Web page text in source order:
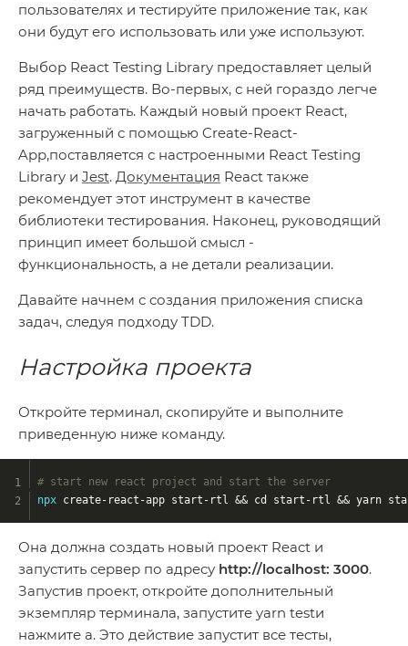
пользователях и тестируйте приложение так, как
они будут его использовать или уже используют.
Выбор React Testing Library предоставляет целый
ряд преимуществ. Во-первых, с ней гораздо легче
начать работать. Каждый новый проект React,
загруженный с помощью Create-React-
App,поставляется с настроенными React Testing
Library и Jest. Документация React также
рекомендует этот инструмент в качестве
библиотеки тестирования. Наконец, руководящий
принцип имеет большой смысл -
функциональность, а не детали реализации.
Давайте начнем с создания приложения списка
задач, следуя подходу TDD.
Настройка проекта
Откройте терминал, скопируйте и выполните
приведенную ниже команду.
# start new react project and start the server
npx create-react-app start-rtl && cd start-rtl && yarn
Она должна создать новый проект React и
запустить сервер по адресу http://localhost: 3000.
Запустив проект, откройте дополнительный
экземпляр терминала, запустите yarn testи
нажмите a. Это действие запустит все тесты,